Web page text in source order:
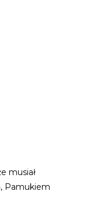
musiał
Pamukiem